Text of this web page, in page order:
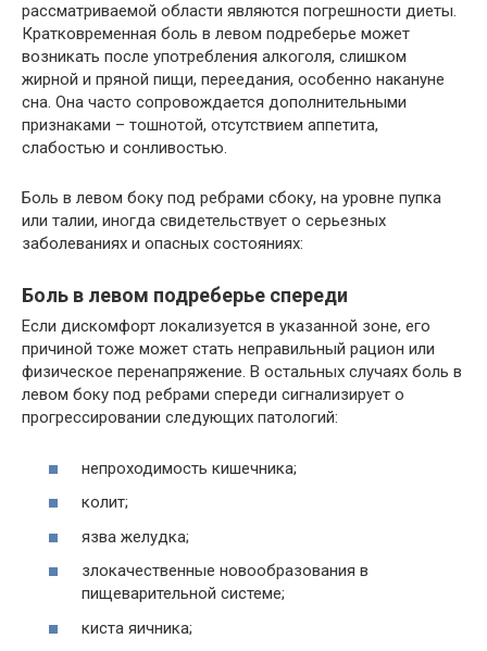
рассматриваемой области являются погрешности диеты.
Кратковременная боль в левом подреберье может
возникать после употребления алкоголя, слишком
жирной и пряной пищи, переедания, особенно накануне
сна. Она часто сопровождается дополнительными
признаками – тошнотой, отсутствием аппетита,
слабостью и сонливостью.
Боль в левом боку под ребрами сбоку, на уровне пупка
или талии, иногда свидетельствует о серьезных
заболеваниях и опасных состояниях:
Боль в левом подреберье спереди
Если дискомфорт локализуется в указанной зоне, его
причиной тоже может стать неправильный рацион или
физическое перенапряжение. В остальных случаях боль в
левом боку под ребрами спереди сигнализирует о
прогрессировании следующих патологий:
непроходимость кишечника;
колит;
язва желудка;
злокачественные новообразования в
пищеварительной системе;
киста яичника;